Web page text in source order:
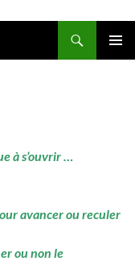
à s’ouvrir …
avancer ou reculer
ou non le